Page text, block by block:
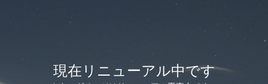
現在リニューアル中です